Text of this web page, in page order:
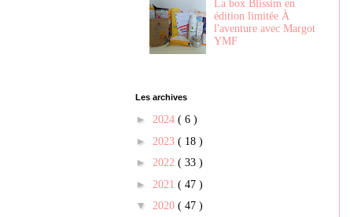
La box Blissim en
édition limitée À
l'aventure avec Margot
YMF
Les archives
► 2024 ( 6 )
► 2023 ( 18 )
► 2022 ( 33 )
► 2021 ( 47 )
▼ 2020 ( 47 )